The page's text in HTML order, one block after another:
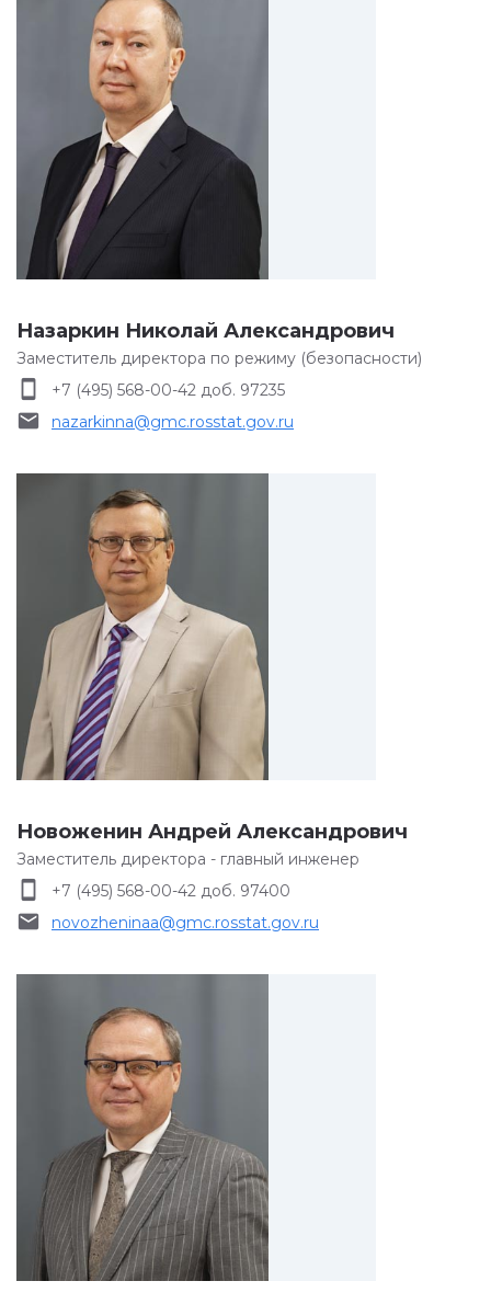
Назаркин Николай Александрович
Заместитель директора по режиму (безопасности)
smartphone +7 (495) 568-00-42 доб. 97235
email nazarkinna@gmc.rosstat.gov.ru
Новоженин Андрей Александрович
Заместитель директора - главный инженер
smartphone +7 (495) 568-00-42 доб. 97400
email novozheninaa@gmc.rosstat.gov.ru